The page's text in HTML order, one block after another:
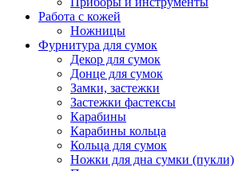
Работа с кожей
Ножницы
Фурнитура для сумок
Декор для сумок
Донце для сумок
Замки, застежки
Застежки фастексы
Карабины
Карабины кольца
Кольца для сумок
Ножки для дна сумки (пукли)